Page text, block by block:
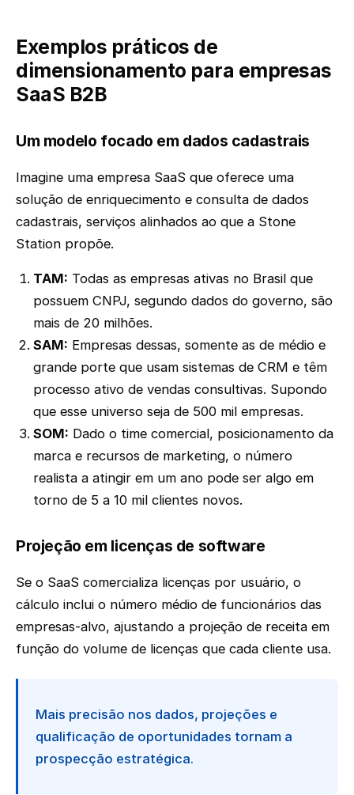
Exemplos práticos de
dimensionamento para empresas
SaaS B2B
Um modelo focado em dados cadastrais
Imagine uma empresa SaaS que oferece uma
solução de enriquecimento e consulta de dados
cadastrais, serviços alinhados ao que a Stone
Station propõe.
TAM: Todas as empresas ativas no Brasil que
possuem CNPJ, segundo dados do governo, são
mais de 20 milhões.
SAM: Empresas dessas, somente as de médio e
grande porte que usam sistemas de CRM e têm
processo ativo de vendas consultivas. Supondo
que esse universo seja de 500 mil empresas.
SOM: Dado o time comercial, posicionamento da
marca e recursos de marketing, o número
realista a atingir em um ano pode ser algo em
torno de 5 a 10 mil clientes novos.
Projeção em licenças de software
Se o SaaS comercializa licenças por usuário, o
cálculo inclui o número médio de funcionários das
empresas-alvo, ajustando a projeção de receita em
função do volume de licenças que cada cliente usa.
Mais precisão nos dados, projeções e
qualificação de oportunidades tornam a
prospecção estratégica.